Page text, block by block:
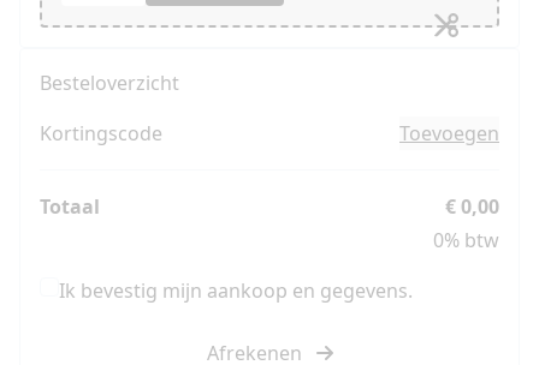
Besteloverzicht
Kortingscode
Toevoegen
Totaal
€ 0,00
0% btw
Ik bevestig mijn aankoop en gegevens.
Afrekenen